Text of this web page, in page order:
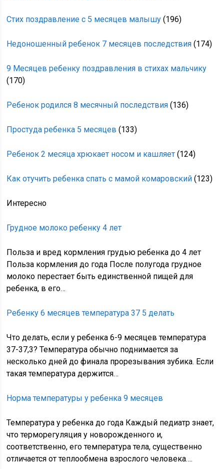
Стих поздравление с 5 месяцев малышу (196)
Недоношенный ребенок 7 месяцев последствия (174)
9 Месяцев ребенку поздравления в стихах мальчику
(170)
Ребенок родился 8 месячный последствия (136)
Простуда ребенка 5 месяцев (133)
Ребенок 2 месяца хрюкает носом и кашляет (124)
Как отучить ребенка спать с мамой комаровский (123)
Интересно
Грудное молоко ребенку 4 лет
Польза и вред кормления грудью ребенка до 4 лет
Польза кормления до года После полугода грудное
молоко перестает быть единственной пищей для
ребенка, в его…
Ребенку 6 месяцев температура 37 5 делать
Что делать, если у ребенка 6-9 месяцев температура
37-37,3? Температура обычно поднимается за
несколько дней до финала прорезывания зубика. Если
такая температура держится…
Норма температуры у ребенка 9 месяцев
Температура у ребенка до года Каждый педиатр знает,
что терморегуляция у новорожденного и,
соответственно, его температура тела, существенно
отличается от теплообмена взрослого человека….